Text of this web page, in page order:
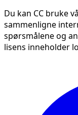
Du kan CC bruke
sammenligne
spørsmålene og
lisens inneholder